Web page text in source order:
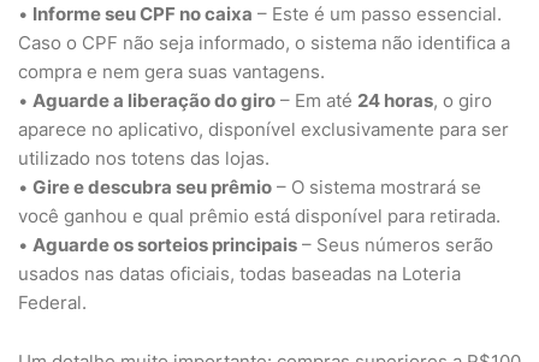
• Informe seu CPF no caixa – Este é um passo essencial.
Caso o CPF não seja informado, o sistema não identifica a
compra e nem gera suas vantagens.
• Aguarde a liberação do giro – Em até 24 horas, o giro
aparece no aplicativo, disponível exclusivamente para ser
utilizado nos totens das lojas.
• Gire e descubra seu prêmio – O sistema mostrará se
você ganhou e qual prêmio está disponível para retirada.
• Aguarde os sorteios principais – Seus números serão
usados nas datas oficiais, todas baseadas na Loteria
Federal.